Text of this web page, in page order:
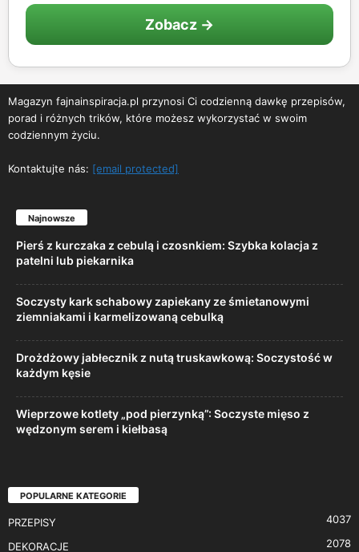
Zobacz →
Magazyn fajnainspiracja.pl przynosi Ci codzienną dawkę przepisów,
porad i różnych trików, które możesz wykorzystać w swoim
codziennym życiu.
Kontaktujte nás: [email protected]
Najnowsze
Pierś z kurczaka z cebulą i czosnkiem: Szybka kolacja z
patelni lub piekarnika
Soczysty kark schabowy zapiekany ze śmietanowymi
ziemniakami i karmelizowaną cebulką
Drożdżowy jabłecznik z nutą truskawkową: Soczystość w
każdym kęsie
Wieprzowe kotlety „pod pierzynką”: Soczyste mięso z
wędzonym serem i kiełbasą
POPULARNE KATEGORIE
PRZEPISY 4037
DEKORACJE 2078